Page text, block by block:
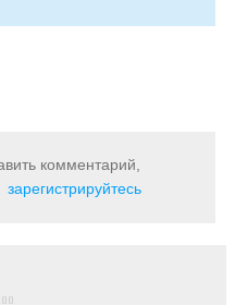
комментарий,
зарегистрируйтесь